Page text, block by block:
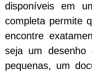
disponíveis em
completa permite
encontre
seja um desenho
pequenas, um